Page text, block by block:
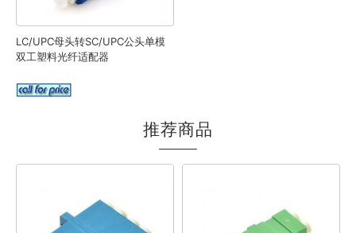
LC/UPC母头转SC/UPC公头单模
双工塑料光纤适配器
推荐商品